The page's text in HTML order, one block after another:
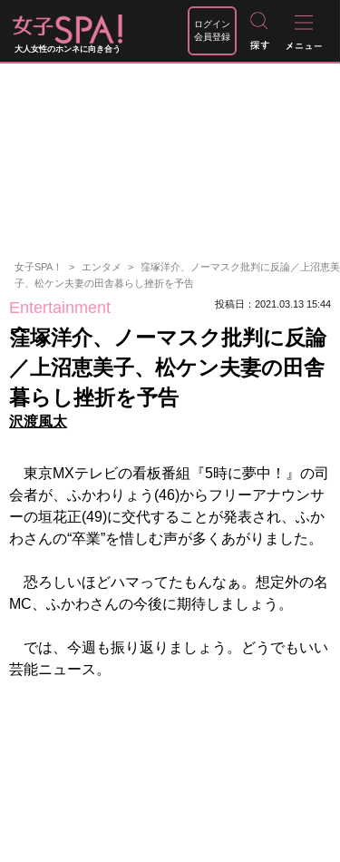
大人女性のホンネに向き合う
ログイン
会員登録
女子SPA！ エンタメ
窪塚洋介、ノーマスク批判に反論／上沼恵美
子、松ケン夫妻の田舎暮らし挫折を予告
Entertainment 投稿日：2021.03.13 15:44
窪塚洋介、ノーマスク批判に反論
／上沼恵美子、松ケン夫妻の田舎
暮らし挫折を予告
沢渡風太
東京MXテレビの看板番組『5時に夢中！』の司
会者が、ふかわりょう(46)からフリーアナウンサ
ーの垣花正(49)に交代することが発表され、ふか
わさんの“卒業”を惜しむ声が多くあがりました。
恐ろしいほどハマってたもんなぁ。想定外の名
MC、ふかわさんの今後に期待しましょう。
では、今週も振り返りましょう。どうでもいい
芸能ニュース。